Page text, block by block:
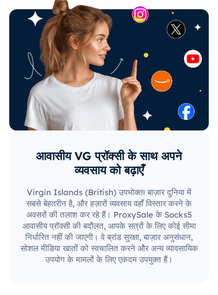
आवासीय VG प्रॉक्सी के साथ अपने
व्यवसाय को बढ़ाएँ
Virgin Islands (British) उपभोक्ता बाज़ार दुनिया में
सबसे बेहतरीन है, और हज़ारों व्यवसाय वहाँ विस्तार करने के
अवसरों की तलाश कर रहे हैं। ProxySale के Socks5
आवासीय प्रॉक्सी की बदौलत, आपके सत्रों के लिए कोई सीमा
निर्धारित नहीं की जाएगी। वे ब्रांड सुरक्षा, बाज़ार अनुसंधान,
सोशल मीडिया खातों को स्वचालित करने और अन्य व्यावसायिक
उपयोग के मामलों के लिए एकदम उपयुक्त हैं।